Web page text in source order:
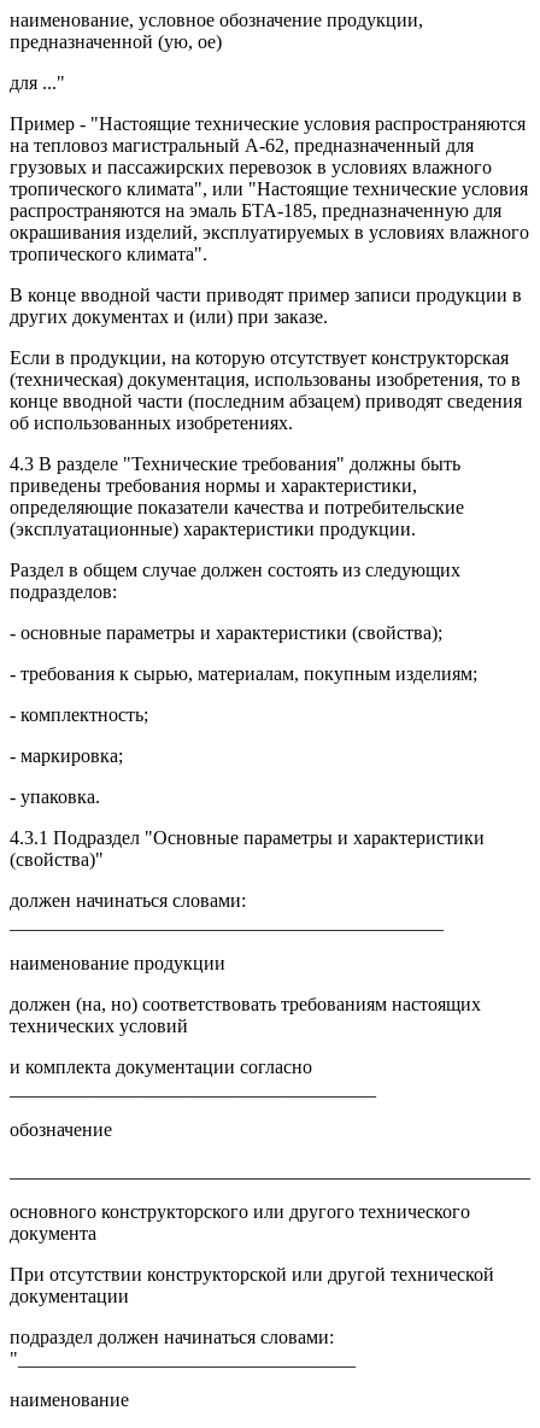
наименование, условное обозначение продукции,
предназначенной (ую, ое)
для ..."
Пример - "Настоящие технические условия распространяются
на тепловоз магистральный А-62, предназначенный для
грузовых и пассажирских перевозок в условиях влажного
тропического климата", или "Настоящие технические условия
распространяются на эмаль БТА-185, предназначенную для
окрашивания изделий, эксплуатируемых в условиях влажного
тропического климата".
В конце вводной части приводят пример записи продукции в
других документах и (или) при заказе.
Если в продукции, на которую отсутствует конструкторская
(техническая) документация, использованы изобретения, то в
конце вводной части (последним абзацем) приводят сведения
об использованных изобретениях.
4.3 В разделе "Технические требования" должны быть
приведены требования нормы и характеристики,
определяющие показатели качества и потребительские
(эксплуатационные) характеристики продукции.
Раздел в общем случае должен состоять из следующих
подразделов:
- основные параметры и характеристики (свойства);
- требования к сырью, материалам, покупным изделиям;
- комплектность;
- маркировка;
- упаковка.
4.3.1 Подраздел "Основные параметры и характеристики
(свойства)"
должен начинаться словами:
наименование продукции
должен (на, но) соответствовать требованиям настоящих
технических условий
и комплекта документации согласно
обозначение
основного конструкторского или другого технического
документа
При отсутствии конструкторской или другой технической
документации
подраздел должен начинаться словами:
"___________________________________
наименование